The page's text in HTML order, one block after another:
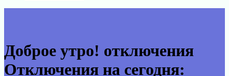
Доброе утро! отключения
Отключения на сегодня: